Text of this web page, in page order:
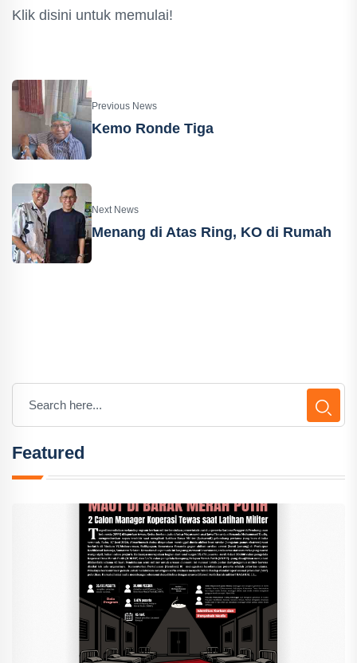
Klik disini untuk memulai!
Previous News
Kemo Ronde Tiga
Next News
Menang di Atas Ring, KO di Rumah
Featured